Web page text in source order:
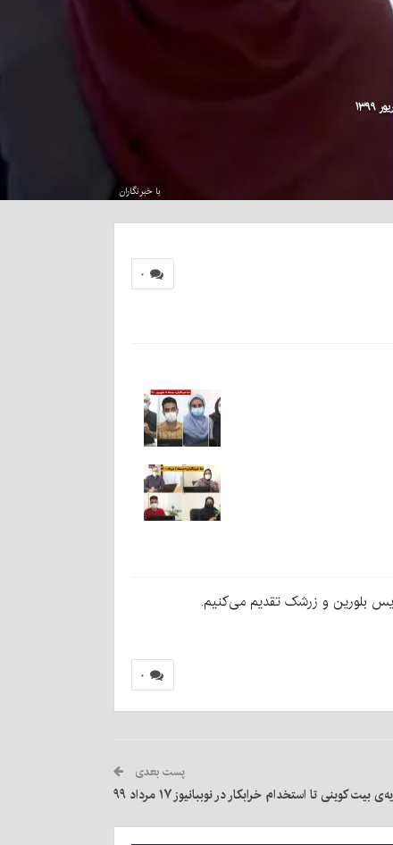
با خبرنگاران
۰
بلورین و زرشک تقدیم می‌کنیم.
۰
پست بعدی
بیت کوینی تا استخدام خرابکار در نوببانیوز ۱۷ مرداد ۹۹